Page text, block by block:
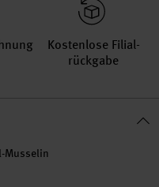
Kosten­lose Filial­
rückgabe
Musselin